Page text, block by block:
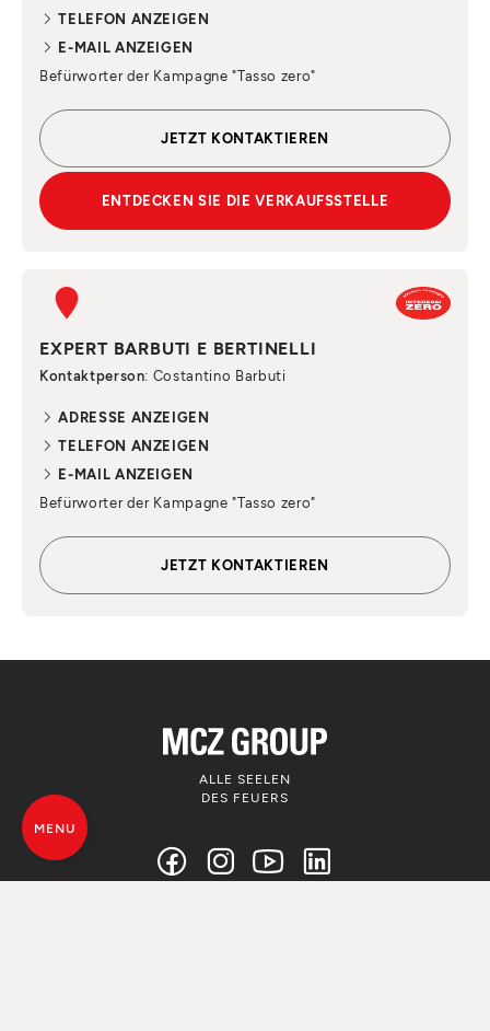
TELEFON ANZEIGEN
E-MAIL ANZEIGEN
Befürworter der Kampagne "Tasso zero"
JETZT KONTAKTIEREN
ENTDECKEN SIE DIE VERKAUFSSTELLE
EXPERT BARBUTI E BERTINELLI
Kontaktperson: Costantino Barbuti
ADRESSE ANZEIGEN
TELEFON ANZEIGEN
E-MAIL ANZEIGEN
Befürworter der Kampagne "Tasso zero"
JETZT KONTAKTIEREN
ALLE SEELEN
DES FEUERS
MENU